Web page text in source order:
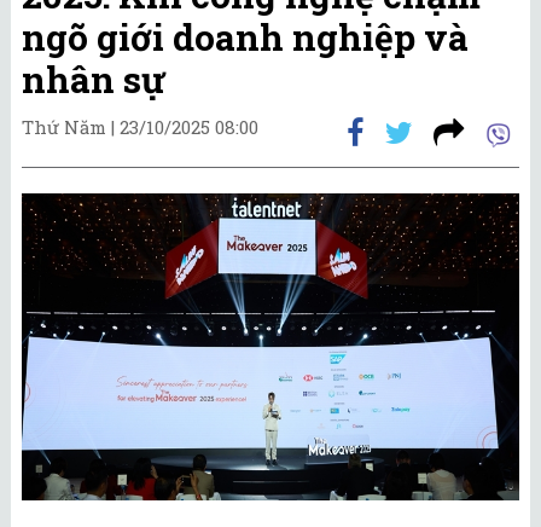
ngõ giới doanh nghiệp và
nhân sự
Thứ Năm | 23/10/2025 08:00